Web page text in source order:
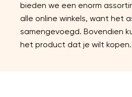
bieden we een enorm
alle online winkels, want het
samengevoegd. Bovendien
het product dat je wilt